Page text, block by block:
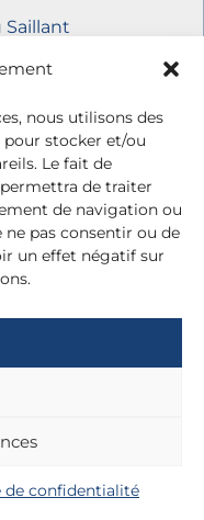
nous utilisons des
stocker et/ou
Le fait de
de traiter
de navigation ou
ne pas consentir ou de
un effet négatif sur
de confidentialité
Saillant
21
52